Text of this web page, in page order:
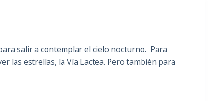
salir a contemplar el cielo nocturno. Para
las estrellas, la Vía Lactea. Pero también para